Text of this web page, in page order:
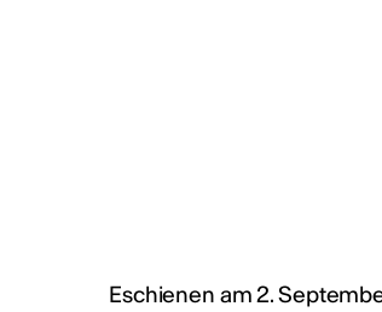
Eschienen am 2.